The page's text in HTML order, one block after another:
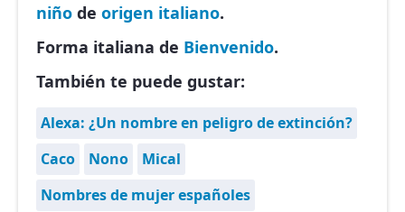
niño de origen italiano.
Forma italiana de Bienvenido.
También te puede gustar:
Alexa: ¿Un nombre en peligro de extinción?
Caco
Nono
Mical
Nombres de mujer españoles